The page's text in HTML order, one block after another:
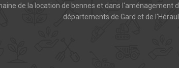
de la location de bennes et dans
départements de Gard et de